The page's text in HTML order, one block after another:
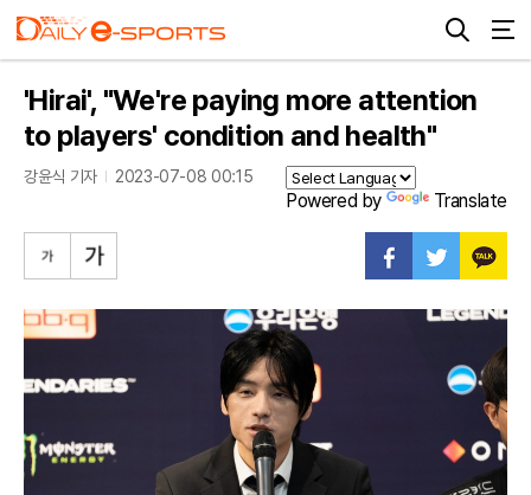
'Hirai', "We're paying more attention
to players' condition and health"
강윤식 기자 2023-07-08 00:15
Powered by Translate